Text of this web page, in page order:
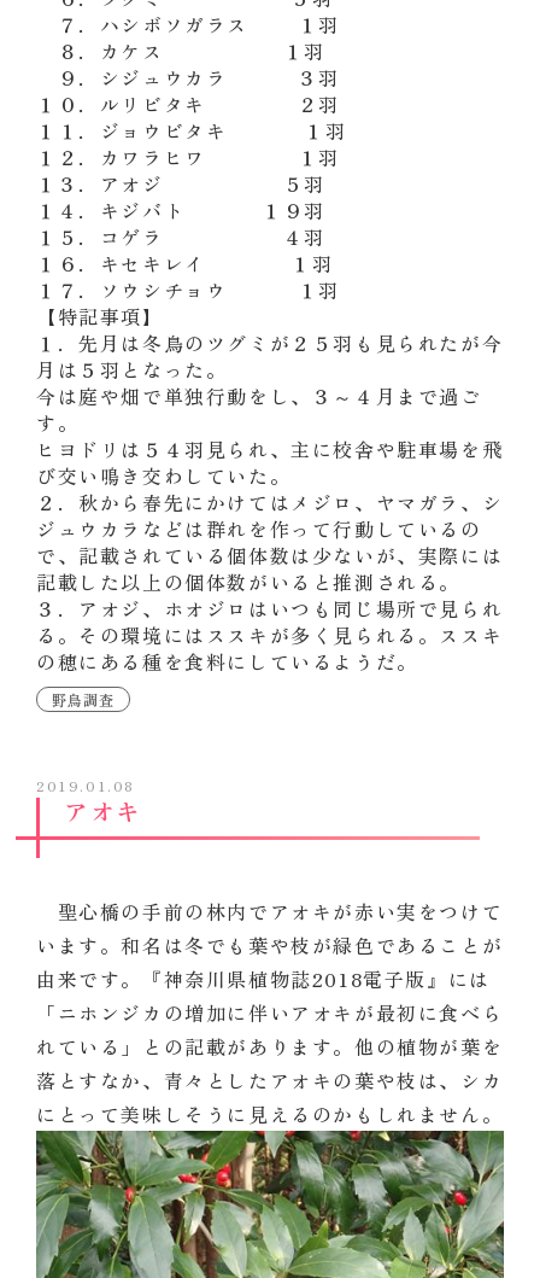
７．ハシボソガラス １羽
８．カケス １羽
９．シジュウカラ ３羽
１０．ルリビタキ ２羽
１１．ジョウビタキ １羽
１２．カワラヒワ １羽
１３．アオジ ５羽
１４．キジバト １９羽
１５．コゲラ ４羽
１６．キセキレイ １羽
１７．ソウシチョウ １羽
【特記事項】
１．先月は冬鳥のツグミが２５羽も見られたが今
月は５羽となった。
今は庭や畑で単独行動をし、３～４月まで過ご
す。
ヒヨドリは５４羽見られ、主に校舎や駐車場を飛
び交い鳴き交わしていた。
２．秋から春先にかけてはメジロ、ヤマガラ、シ
ジュウカラなどは群れを作って行動しているの
で、記載されている個体数は少ないが、実際には
記載した以上の個体数がいると推測される。
３．アオジ、ホオジロはいつも同じ場所で見られ
る。その環境にはススキが多く見られる。ススキ
の穂にある種を食料にしているようだ。
野鳥調査
2019.01.08
アオキ
聖心橋の手前の林内でアオキが赤い実をつけて
います。和名は冬でも葉や枝が緑色であることが
由来です。『神奈川県植物誌2018電子版』には
「ニホンジカの増加に伴いアオキが最初に食べら
れている」との記載があります。他の植物が葉を
落とすなか、青々としたアオキの葉や枝は、シカ
にとって美味しそうに見えるのかもしれません。